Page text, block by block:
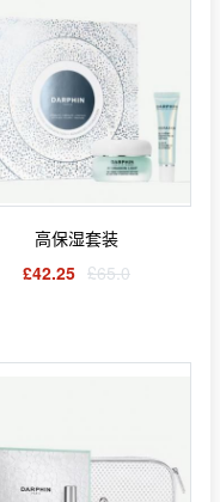
高保湿套装
£42.25 £65.0